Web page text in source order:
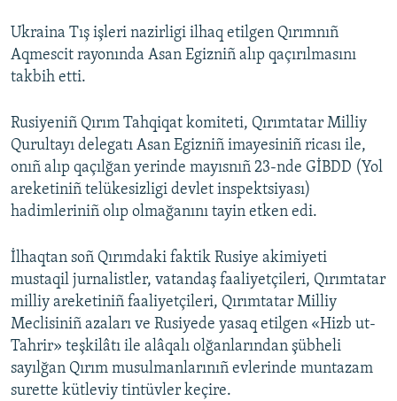
Ukraina Tış işleri nazirligi ilhaq etilgen Qırımnıñ
Aqmescit rayonında Asan Egizniñ alıp qaçırılmasını
takbih etti.
Rusiyeniñ Qırım Tahqiqat komiteti, Qırımtatar Milliy
Qurultayı delegatı Asan Egizniñ imayesiniñ ricası ile,
onıñ alıp qaçılğan yerinde mayısnıñ 23-nde GİBDD (Yol
areketiniñ telükesizligi devlet inspektsiyası)
hadimleriniñ olıp olmağanını tayin etken edi.
İlhaqtan soñ Qırımdaki faktik Rusiye akimiyeti
mustaqil jurnalistler, vatandaş faaliyetçileri, Qırımtatar
milliy areketiniñ faaliyetçileri, Qırımtatar Milliy
Meclisiniñ azaları ve Rusiyede yasaq etilgen «Hizb ut-
Tahrir» teşkilâtı ile alâqalı olğanlarından şübheli
sayılğan Qırım musulmanlarınıñ evlerinde muntazam
surette kütleviy tintüvler keçire.